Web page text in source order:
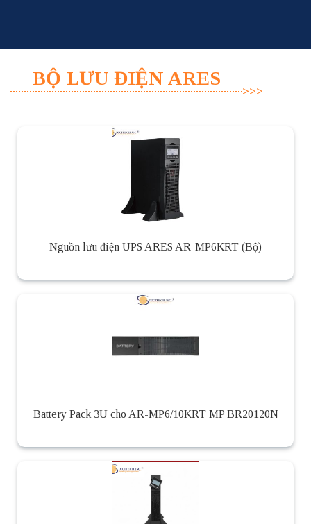
BỘ LƯU ĐIỆN ARES
Nguồn lưu điện UPS ARES AR-MP6KRT (Bộ)
Battery Pack 3U cho AR-MP6/10KRT MP BR20120N